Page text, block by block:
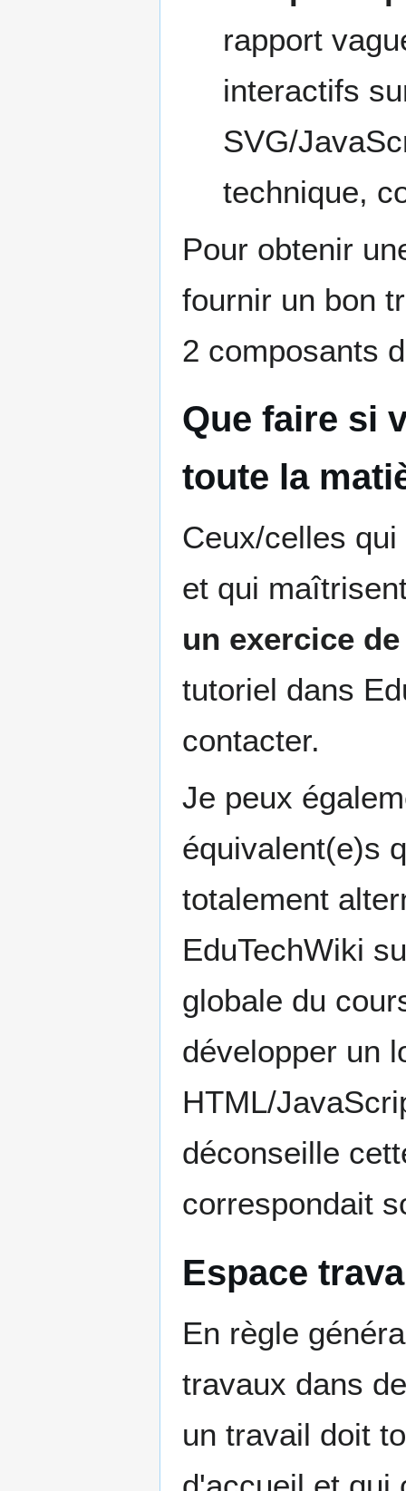
rapport
interactifs
SVG/
technique,
Pour obtenir
fournir un bon
2 composants
Que faire si
toute la
Ceux/celles
et qui
un exercice
tutoriel dans
contacter.
Je peux
équivalent(e)s
totalement
EduTechWiki
globale du
développer un
HTML/
déconseille
correspondait
Espace
En règle
travaux dans
un travail doit